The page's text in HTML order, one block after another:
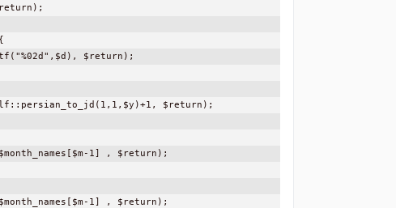
$return);
$return);
1] , $return);
1] , $return);